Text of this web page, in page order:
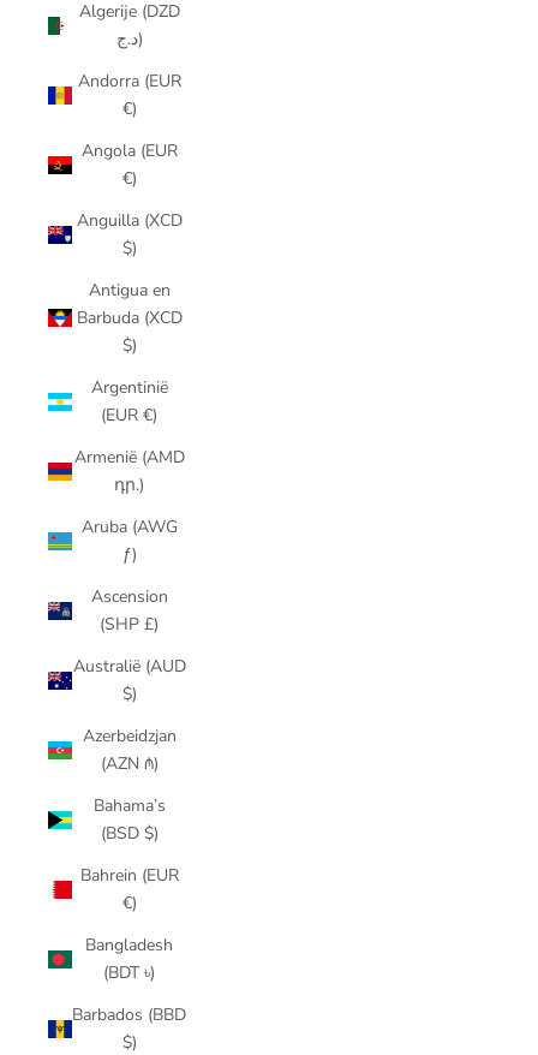
Algerije (DZD
د.ج)
Andorra (EUR
€)
Angola (EUR
€)
Anguilla (XCD
$)
Antigua en
Barbuda (XCD
$)
Argentinië
(EUR €)
Armenië (AMD
դր.)
Aruba (AWG
ƒ)
Ascension
(SHP £)
Australië (AUD
$)
Azerbeidzjan
(AZN ₼)
Bahama’s
(BSD $)
Bahrein (EUR
€)
Bangladesh
(BDT ৳)
Barbados (BBD
$)